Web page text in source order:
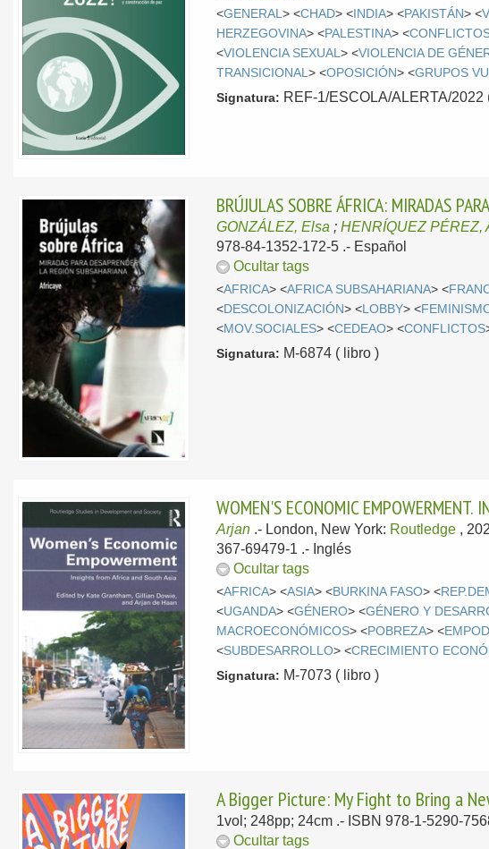
<GENERAL> <CHAD> < INDIA> <PAKISTÁN> <
HERZEGOVINA> <PALESTINA> <
<VIOLENCIA SEXUAL> <VIOLENCIA DE
TRANSICIONAL> <OPOSICIÓN> <GRUPOS
Signatura: REF-1/ESCOLA/ALERTA/2022
BRÚJULAS SOBRE ÁFRICA: MIRADAS
GONZÁLEZ, Elsa ;HENRÍQUEZ PÉREZ,
978-84-1352-172-5 .- Español
Ocultar tags
<AFRICA> <AFRICA SUBSAHARIANA> <
<DESCOLONIZACIÓN> <LOBBY> <
<MOV.SOCIALES> <CEDEAO> <CONFLICTOS
Signatura: M-6874 ( libro )
WOMEN'S ECONOMIC EMPOWERMENT.
Arjan .- London, New York: Routledge ,
367-69479-1 .- Inglés
Ocultar tags
<AFRICA> <ASIA> <BURKINA FASO> <
<UGANDA> <GÉNERO> <GÉNERO Y
MACROECONÓMICOS> <POBREZA> <
<SUBDESARROLLO> <CRECIMIENTO
Signatura: M-7073 ( libro )
A Bigger Picture: My Fight to Bring a
1vol; 248pp; 24cm .- ISBN 978-1-5290-
Ocultar tags